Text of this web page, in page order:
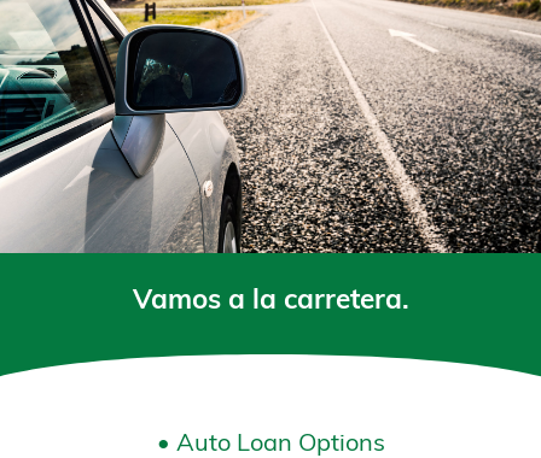
Vamos a la carretera.
• Auto Loan Options